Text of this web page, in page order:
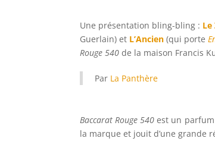
Une présentation bling-bling : Le
Guerlain) et L’Ancien (qui porte
Rouge 540 de la maison Francis
Par La Panthère
Baccarat Rouge 540 est un
la marque et jouit d’une grande